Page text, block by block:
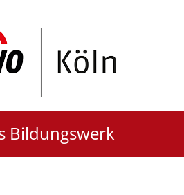
Bildungswerk